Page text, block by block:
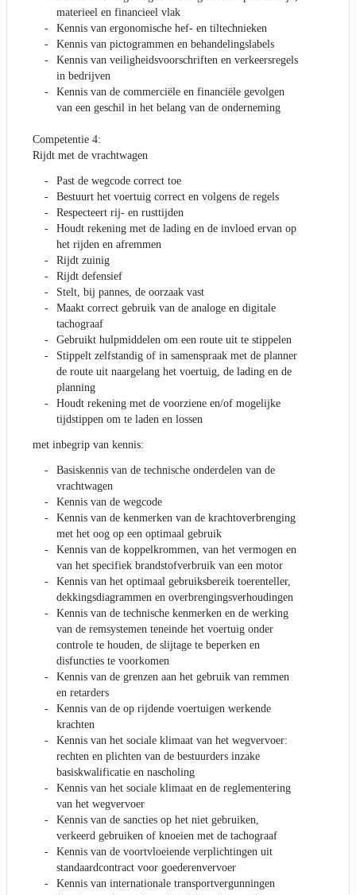
materieel en financieel vlak
Kennis van ergonomische hef- en tiltechnieken
Kennis van pictogrammen en behandelingslabels
Kennis van veiligheidsvoorschriften en verkeersregels
in bedrijven
Kennis van de commerciële en financiële gevolgen
van een geschil in het belang van de onderneming
Competentie 4:
Rijdt met de vrachtwagen
Past de wegcode correct toe
Bestuurt het voertuig correct en volgens de regels
Respecteert rij- en rusttijden
Houdt rekening met de lading en de invloed ervan op
het rijden en afremmen
Rijdt zuinig
Rijdt defensief
Stelt, bij pannes, de oorzaak vast
Maakt correct gebruik van de analoge en digitale
tachograaf
Gebruikt hulpmiddelen om een route uit te stippelen
Stippelt zelfstandig of in samenspraak met de planner
de route uit naargelang het voertuig, de lading en de
planning
Houdt rekening met de voorziene en/of mogelijke
tijdstippen om te laden en lossen
met inbegrip van kennis:
Basiskennis van de technische onderdelen van de
vrachtwagen
Kennis van de wegcode
Kennis van de kenmerken van de krachtoverbrenging
met het oog op een optimaal gebruik
Kennis van de koppelkrommen, van het vermogen en
van het specifiek brandstofverbruik van een motor
Kennis van het optimaal gebruiksbereik toerenteller,
dekkingsdiagrammen en overbrengingsverhoudingen
Kennis van de technische kenmerken en de werking
van de remsystemen teneinde het voertuig onder
controle te houden, de slijtage te beperken en
disfuncties te voorkomen
Kennis van de grenzen aan het gebruik van remmen
en retarders
Kennis van de op rijdende voertuigen werkende
krachten
Kennis van het sociale klimaat van het wegvervoer:
rechten en plichten van de bestuurders inzake
basiskwalificatie en nascholing
Kennis van het sociale klimaat en de reglementering
van het wegvervoer
Kennis van de sancties op het niet gebruiken,
verkeerd gebruiken of knoeien met de tachograaf
Kennis van de voortvloeiende verplichtingen uit
standaardcontract voor goederenvervoer
Kennis van internationale transportvergunningen